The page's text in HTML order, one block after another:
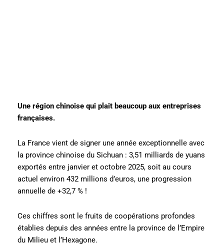
Une région chinoise qui plait beaucoup aux entreprises
françaises.
La France vient de signer une année exceptionnelle avec
la province chinoise du Sichuan : 3,51 milliards de yuans
exportés entre janvier et octobre 2025, soit au cours
actuel environ 432 millions d’euros, une progression
annuelle de +32,7 % !
Ces chiffres sont le fruits de coopérations profondes
établies depuis des années entre la province de l’Empire
du Milieu et l’Hexagone.